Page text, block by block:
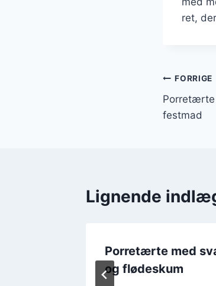
ret,
FORRIGE
Porretærte
festmad
Lignende
Porretærte med
og flødeskum